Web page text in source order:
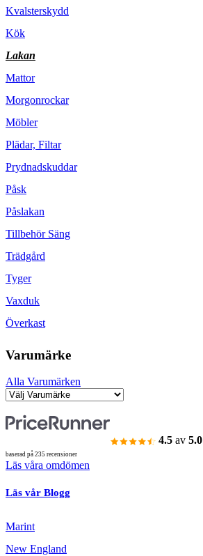
Kvalsterskydd
Kök
Lakan
Mattor
Morgonrockar
Möbler
Plädar, Filtar
Prydnadskuddar
Påsk
Påslakan
Tillbehör Säng
Trädgård
Tyger
Vaxduk
Överkast
Varumärke
Alla Varumärken
4.5 av 5.0
baserad på 235 recensioner
Läs våra omdömen
Läs vår Blogg
Marint
New England